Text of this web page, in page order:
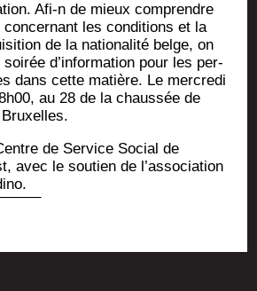
Afi‑n de mieux com­prendre
concer­nant les condi­tions et la
de la natio­na­li­té belge, on
d’information pour les per­
dans cette matière. Le mer­cre­di
au 28 de la chaus­sée de
de Ser­vice Social de
avec le sou­tien de l’as­so­cia­tion